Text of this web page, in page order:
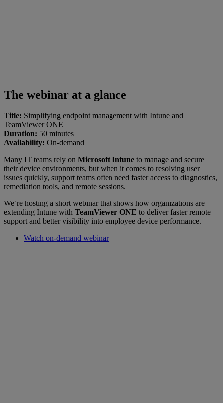
The webinar at a glance
Title: Simplifying endpoint management with Intune and
TeamViewer ONE
Duration: 50 minutes
Availability: On-demand
Many IT teams rely on Microsoft Intune to manage and secure
their device environments, but when it comes to resolving user
issues quickly, support teams often need faster access to diagnostics,
remediation tools, and remote sessions.
We’re hosting a short webinar that shows how organizations are
extending Intune with TeamViewer ONE to deliver faster remote
support and better visibility into employee device performance.
Watch on-demand webinar